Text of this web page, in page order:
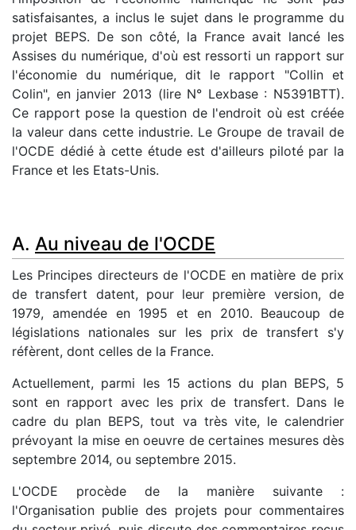
satisfaisantes, a inclus le sujet dans le programme du
projet BEPS. De son côté, la France avait lancé les
Assises du numérique, d'où est ressorti un rapport sur
l'économie du numérique, dit le rapport "Collin et
Colin", en janvier 2013 (lire N° Lexbase : N5391BTT).
Ce rapport pose la question de l'endroit où est créée
la valeur dans cette industrie. Le Groupe de travail de
l'OCDE dédié à cette étude est d'ailleurs piloté par la
France et les Etats-Unis.
A. Au niveau de l'OCDE
Les Principes directeurs de l'OCDE en matière de prix
de transfert datent, pour leur première version, de
1979, amendée en 1995 et en 2010. Beaucoup de
législations nationales sur les prix de transfert s'y
réfèrent, dont celles de la France.
Actuellement, parmi les 15 actions du plan BEPS, 5
sont en rapport avec les prix de transfert. Dans le
cadre du plan BEPS, tout va très vite, le calendrier
prévoyant la mise en oeuvre de certaines mesures dès
septembre 2014, ou septembre 2015.
L'OCDE procède de la manière suivante :
l'Organisation publie des projets pour commentaires